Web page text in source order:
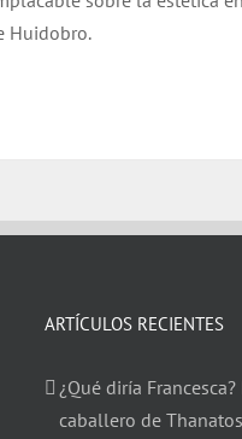
Huidobro.
ARTÍCULOS RECIENTES
¿Qué diría
caballero de